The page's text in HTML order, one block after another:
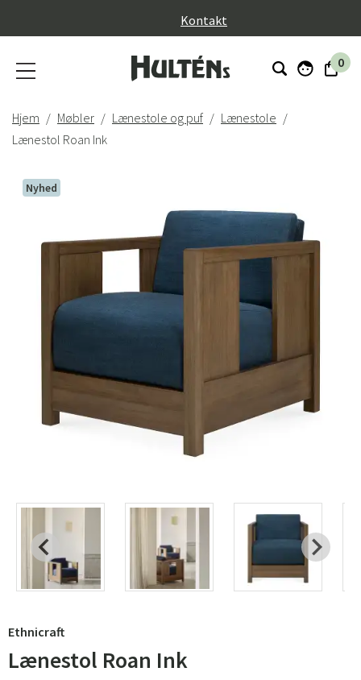
Kontakt
0
Hjem Møbler Lænestole og puf
Lænestole
Lænestol Roan Ink
Nyhed
Ethnicraft
Lænestol Roan Ink